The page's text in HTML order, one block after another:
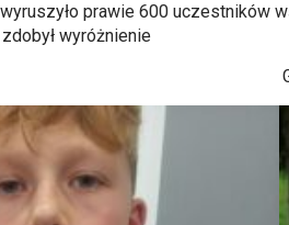
prawie 600 uczestników
wyróżnienie